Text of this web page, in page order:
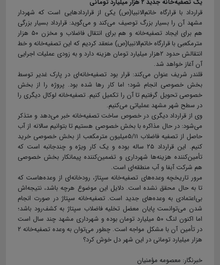
یک تصفیه‌خانه جدید ۲ هزار میلیارد تومانی
قرارداد با قرارگاه خاتم‌الانبیا(ص) یکی از قراردادهایی است که شهردار
مشهد آن را بسیار بزرگ توصیف می‌کند و می‌گوید: قرارداد بسیار بزرگی
هم برای ایجاد تصفیه‌خانه و هم برای انتقال فاضلاب و مخزن ۵۰ هزار
مترمکعبی با قرارگاه خاتم‌الانبیا(ص) منعقد کردیم که این تصفیه‌خانه و خط
انتقالش حدود ۲هزار میلیارد تومان هزینه دارد و به زودی عملیات اجرایی
آن آغاز خواهد شد.
قلندر شریف عنوان می‌کند: قرار بود تصفیه‌خانه‌ای در پارک غدیر توسط
بخش خصوصی انجام شود؛ اما کار رها شده بود. پروژه را از بخش
خصوصی تحویل گرفتیم تا آن را تکمیل کنیم. تصفیه‌خانه لوکال دیگری را
در سطح شهر مشهد عملیاتی می‌کنیم.
وی از قرارداد دیگری در خصوص ساخت تصفیه‌خانه خبر می‌دهد و متذکر
می‌شود: در حال مذاکره با بخش خصوصی هستیم تا بتوانیم سالانه از آب
حاصل از تصفیه فاضلاب ۵/۱۱میلیون مترمکعب از بخش خصوصی خرید
کنیم. این قرارداد ۲۵ ساله بوده و یک کار ویژه و چندجانبه است که
تأمین‌کننده هزینه‌ها شهرداری و تضمین‌کننده پیمانکار بخش خصوصی
هم شرکت آبفا و آب منطقه‌ای است.
مرور تاریخچه وعده‌های تصفیه‌خانه سپتاژ، رودخانه‌ای از وعده‌هاست که
تا به حال محقق نشده است. دلایل این موضوع هرچه باشد، نتیجه‌اش
بی‌اعتمادی به وعده‌های جدید است. تصفیه‌خانه سپتاژ در صورت انجام
شدن می‌توانست پایان معضل تخلیه فاضلاب سپتاژ به کشف‌رود باشد؛
اما اکنون لنگ ۵۰ میلیارد تومان بوده و شهرداری مشهد چند سال است
در تأمین آن با مشکل مواجه است. چطور می‌توان به وعده تصفیه‌خانه ۲
هزار میلیارد تومانی در این شهر دل خوش کرد؟
خبرنگار: معصومه مؤمنیان